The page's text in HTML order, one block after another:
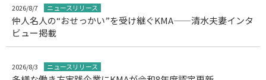
2026/8/7 ニュースリリース
仲人名人の“おせっかい”を受け継ぐKMA——清水夫妻インタ
ビュー掲載
2026/8/3 ニュースリリース